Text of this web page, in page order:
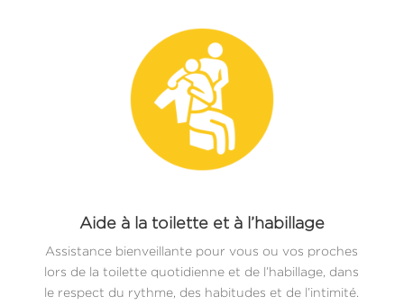
Aide à la toilette et à l’habillage
Assistance bienveillante pour vous ou vos proches
lors de la toilette quotidienne et de l’habillage, dans
le respect du rythme, des habitudes et de l’intimité.